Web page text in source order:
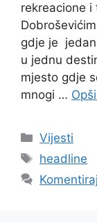
rekreacione i
gdje je
u jednu
mjesto gdje
mnogi …
Vijesti
headline
Komentiraj